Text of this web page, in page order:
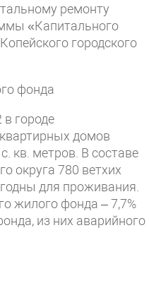
ремонту
«Капитального
городского
фонда
городе
домов
кв. метров. В составе
округа 780 ветхих
для проживания.
жилого фонда – 7,7%
из них аварийного